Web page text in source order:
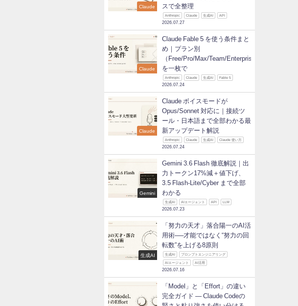
Claude
スで全整理
Anthropic Claude 生成AI API
2026.07.27
Claude
Claude Fable 5 を使う条件まと
め｜プラン別
（Free/Pro/Max/Team/Enterprise）
を一枚で
Anthropic Claude 生成AI Fable 5
2026.07.24
Claude
Claude ボイスモードが
Opus/Sonnet 対応に｜接続ツ
ール・日本語まで全部わかる最
新アップデート解説
Anthropic Claude 生成AI Claude 使い方
2026.07.24
Gemini
Gemini 3.6 Flash 徹底解説｜出
力トークン17%減＋値下げ、
3.5 Flash-Lite/Cyber まで全部
わかる
生成AI AIエージェント API LLM
2026.07.23
生成AI
「努力の天才」落合陽一のAI活
用術──才能ではなく“努力の回
転数”を上げる8原則
生成AI プロンプトエンジニアリング
AIエージェント AI活用
2026.07.16
「Model」と「Effort」の違い
完全ガイド ― Claude Codeの